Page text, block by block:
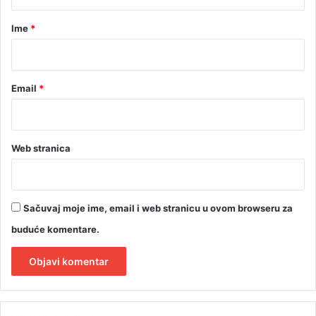
rIme *
Email *
Web stranica
Sačuvaj moje ime, email i web stranicu u ovom browseru za
buduće komentare.